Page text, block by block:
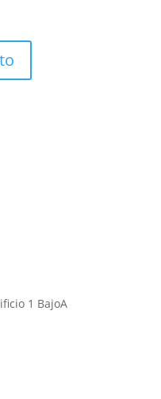
1 BajoA